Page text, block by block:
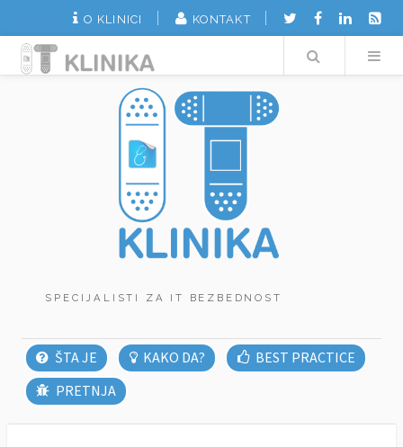
O KLINICI KONTAKT
Search
ŠTA JE KAKO DA?
BEST PRACTICE
PRETNJA
SPECIJALISTI ZA IT BEZBEDNOST